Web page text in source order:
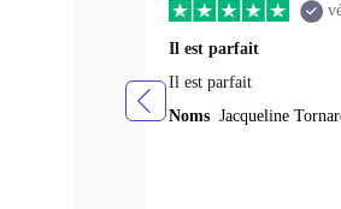
Il est parfait
Il est parfait
Noms Jacqueline